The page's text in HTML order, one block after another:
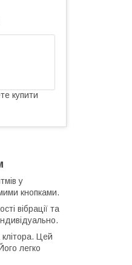
купити
у
кнопками.
вібрації та
Цей
легко